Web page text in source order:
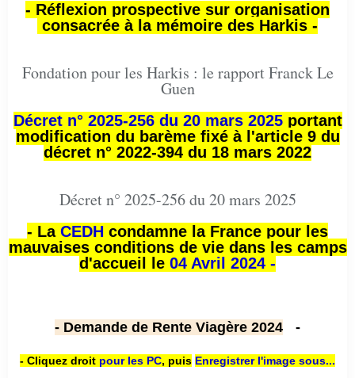
- Réflexion prospective sur organisation
consacrée à la mémoire des Harkis -
Fondation pour les Harkis : le rapport Franck Le
Guen
Décret n° 2025-256 du 20 mars 2025portant
modification du barème fixé à l'article 9 du
décret n° 2022-394 du 18 mars 2022
Décret n° 2025-256 du 20 mars 2025
- La CEDH condamne la France pour les
mauvaises conditions de vie dans les camps
d'accueil le 04 Avril 2024 -
- Demande de Rente Viagère 2024 -
- Cliquez droit pour les PC, puis Enregistrer l'image sous...